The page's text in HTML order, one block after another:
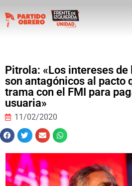
Pitrola: «Los intereses
son antagónicos al pacto
trama con el FMI para
usuaria»
11/02/2020